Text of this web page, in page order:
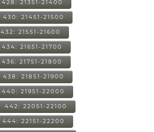
428: 21351-21400
430: 21451-21500
432: 21551-21600
434: 21651-21700
436: 21751-21800
438: 21851-21900
440: 21951-22000
442: 22051-22100
444: 22151-22200